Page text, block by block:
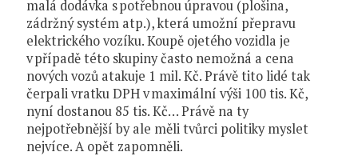
malá dodávka s potřebnou úpravou (plošina,
zádržný systém atp.), která umožní přepravu
elektrického vozíku. Koupě ojetého vozidla je
v případě této skupiny často nemožná a cena
nových vozů atakuje 1 mil. Kč. Právě tito lidé tak
čerpali vratku DPH v maximální výši 100 tis. Kč,
nyní dostanou 85 tis. Kč… Právě na ty
nejpotřebnější by ale měli tvůrci politiky myslet
nejvíce. A opět zapomněli.